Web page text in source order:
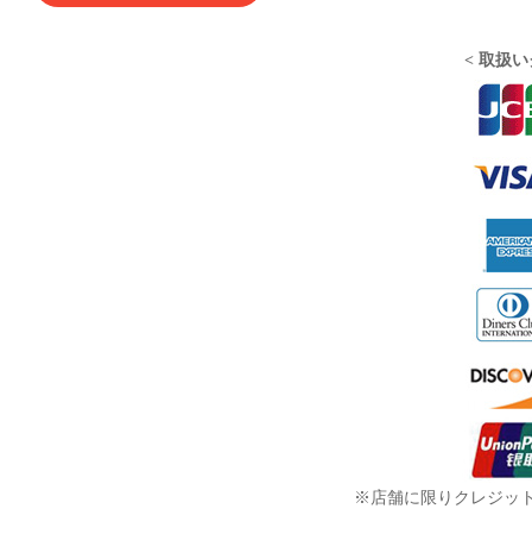
< 取扱
※店舗に限りクレジッ